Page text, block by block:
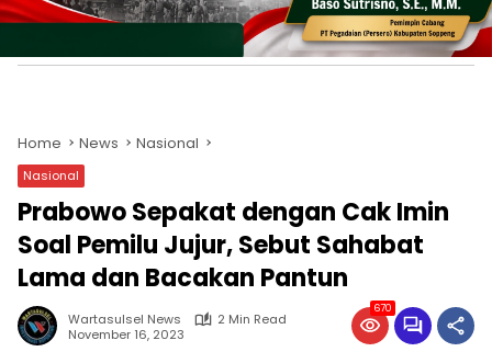
Home News Nasional
Nasional
Prabowo Sepakat dengan Cak Imin
Soal Pemilu Jujur, Sebut Sahabat
Lama dan Bacakan Pantun
Wartasulsel News
2 Min Read
November 16, 2023
670